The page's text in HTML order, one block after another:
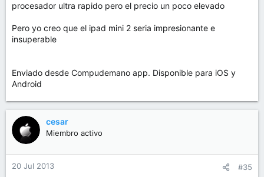
procesador ultra rapido pero el precio un poco elevado
Pero yo creo que el ipad mini 2 seria impresionante e
insuperable
Enviado desde Compudemano app. Disponible para iOS y
Android
cesar
Miembro activo
20 Jul 2013 #35